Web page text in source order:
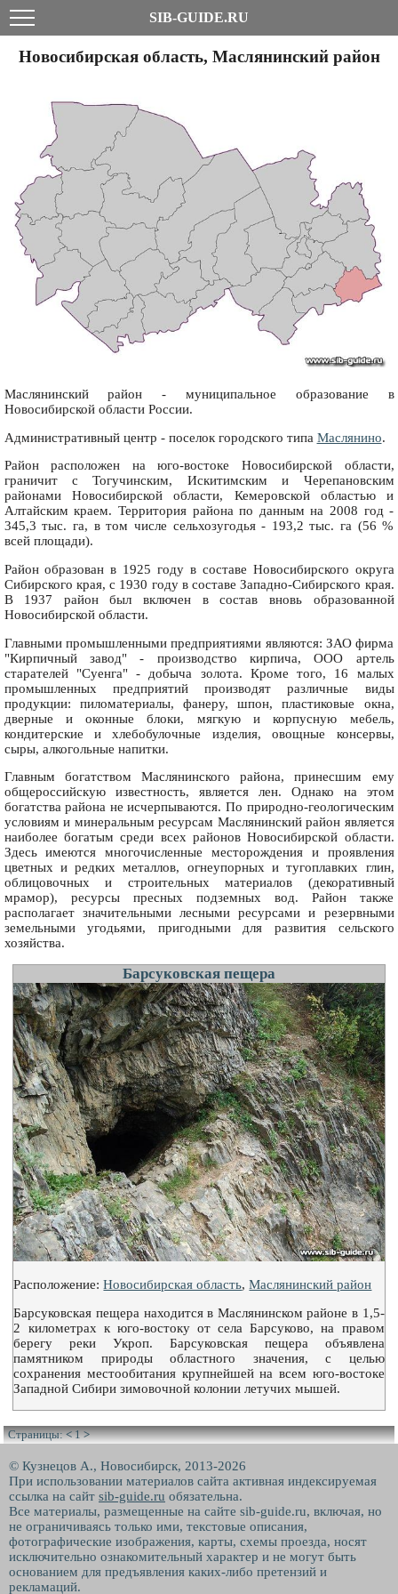
SIB-GUIDE.RU
Новосибирская область, Маслянинский район
Маслянинский район - муниципальное образование в
Новосибирской области России.
Административный центр - поселок городского типа Маслянино.
Район расположен на юго-востоке Новосибирской области,
граничит с Тогучинским, Искитимским и Черепановским
районами Новосибирской области, Кемеровской областью и
Алтайским краем. Территория района по данным на 2008 год -
345,3 тыс. га, в том числе сельхозугодья - 193,2 тыс. га (56 %
всей площади).
Район образован в 1925 году в составе Новосибирского округа
Сибирского края, с 1930 году в составе Западно-Сибирского края.
В 1937 район был включен в состав вновь образованной
Новосибирской области.
Главными промышленными предприятиями являются: ЗАО фирма
"Кирпичный завод" - производство кирпича, ООО артель
старателей "Суенга" - добыча золота. Кроме того, 16 малых
промышленных предприятий производят различные виды
продукции: пиломатериалы, фанеру, шпон, пластиковые окна,
дверные и оконные блоки, мягкую и корпусную мебель,
кондитерские и хлебобулочные изделия, овощные консервы,
сыры, алкогольные напитки.
Главным богатством Маслянинского района, принесшим ему
общероссийскую известность, является лен. Однако на этом
богатства района не исчерпываются. По природно-геологическим
условиям и минеральным ресурсам Маслянинский район является
наиболее богатым среди всех районов Новосибирской области.
Здесь имеются многочисленные месторождения и проявления
цветных и редких металлов, огнеупорных и тугоплавких глин,
облицовочных и строительных материалов (декоративный
мрамор), ресурсы пресных подземных вод. Район также
располагает значительными лесными ресурсами и резервными
земельными угодьями, пригодными для развития сельского
хозяйства.
Барсуковская пещера
Расположение:Новосибирская область,Маслянинский район
Барсуковская пещера находится в Маслянинском районе в 1,5-
2 километрах к юго-востоку от села Барсуково, на правом
берегу реки Укроп. Барсуковская пещера объявлена
памятником природы областного значения, с целью
сохранения местообитания крупнейшей на всем юго-востоке
Западной Сибири зимовочной колонии летучих мышей.
Страницы:< 1 >
© Кузнецов А., Новосибирск, 2013-2026
При использовании материалов сайта активная индексируемая
ссылка на сайт sib-guide.ru обязательна.
Все материалы, размещенные на сайте sib-guide.ru, включая, но
не ограничиваясь только ими, текстовые описания,
фотографические изображения, карты, схемы проезда, носят
исключительно ознакомительный характер и не могут быть
основанием для предъявления каких-либо претензий и
рекламаций.